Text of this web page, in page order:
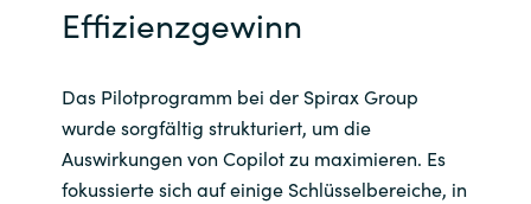
Effizienzgewinn
Das Pilotprogramm bei der Spirax Group
wurde sorgfältig strukturiert, um die
Auswirkungen von Copilot zu maximieren. Es
fokussierte sich auf einige Schlüsselbereiche, in